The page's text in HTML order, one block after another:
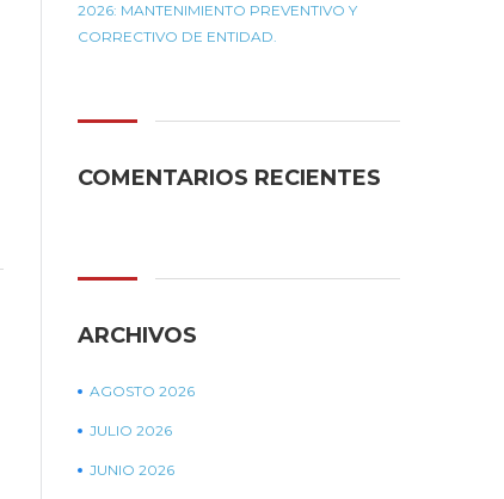
2026: MANTENIMIENTO PREVENTIVO Y
CORRECTIVO DE ENTIDAD.
COMENTARIOS RECIENTES
ARCHIVOS
AGOSTO 2026
JULIO 2026
JUNIO 2026